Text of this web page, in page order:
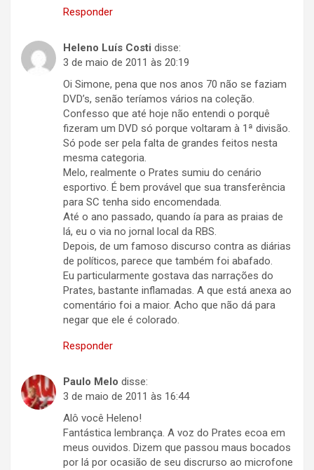
Responder
Heleno Luís Costi disse:
3 de maio de 2011 às 20:19
Oi Simone, pena que nos anos 70 não se faziam
DVD’s, senão teríamos vários na coleção.
Confesso que até hoje não entendi o porquê
fizeram um DVD só porque voltaram à 1ª divisão.
Só pode ser pela falta de grandes feitos nesta
mesma categoria.
Melo, realmente o Prates sumiu do cenário
esportivo. É bem provável que sua transferência
para SC tenha sido encomendada.
Até o ano passado, quando ía para as praias de
lá, eu o via no jornal local da RBS.
Depois, de um famoso discurso contra as diárias
de políticos, parece que também foi abafado.
Eu particularmente gostava das narrações do
Prates, bastante inflamadas. A que está anexa ao
comentário foi a maior. Acho que não dá para
negar que ele é colorado.
Responder
Paulo Melo disse:
3 de maio de 2011 às 16:44
Alô você Heleno!
Fantástica lembrança. A voz do Prates ecoa em
meus ouvidos. Dizem que passou maus bocados
por lá por ocasião de seu discrurso ao microfone